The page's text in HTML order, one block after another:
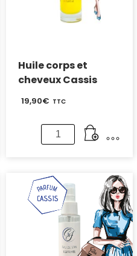
Huile corps et
cheveux Cassis
19,90€ TTC
quantité
de
et
cheveux
Cassis